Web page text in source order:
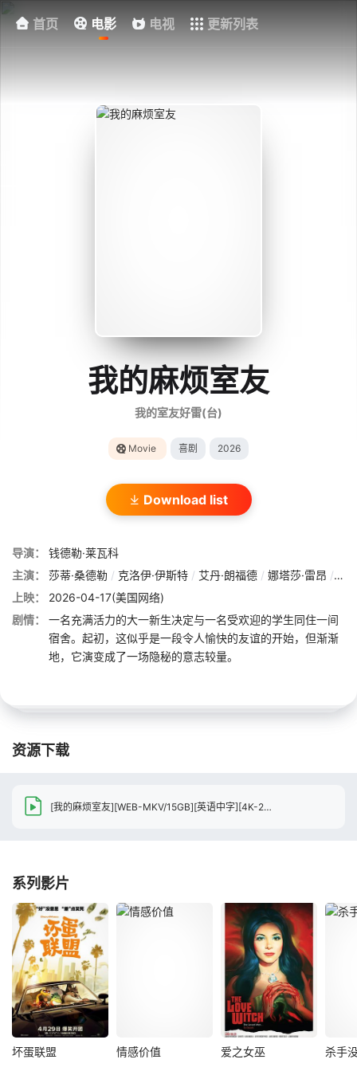
首页 电影 电视 更新列表
我的麻烦室友
我的室友好雷(台)
Movie 喜剧 2026
Download list
导演：
钱德勒·莱瓦科
主演：
莎蒂·桑德勒 / 克洛伊·伊斯特 / 艾丹·朗福德 / 娜塔莎·雷昂 / 尼
上映：
2026-04-17(美国网络)
剧情：
一名充满活力的大一新生决定与一名受欢迎的学生同住一间
宿舍。起初，这似乎是一段令人愉快的友谊的开始，但渐渐
地，它演变成了一场隐秘的意志较量。
资源下载
[我的麻烦室友][WEB-MKV/15GB][英语中字][4K-2160P][杜比全景声][HDR][2026美国最新喜剧]
系列影片
坏蛋联盟 情感价值 爱之女巫 杀手